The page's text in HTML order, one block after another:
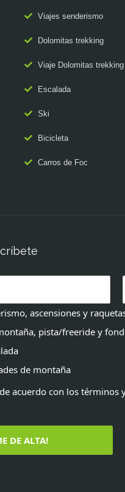
Viajes senderismo
Dolomitas trekking
Viaje Dolomitas trekking
Escalada
Ski
Bicicleta
Carros de Foc
ascensiones y
pista/freeride y
de montaña
acuerdo con los términos
DE ALTA!